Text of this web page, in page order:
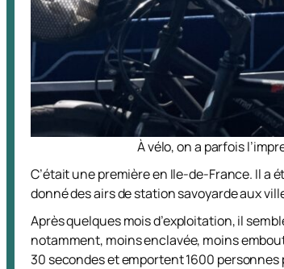
À vélo, on a parfois
C’était une première en Ile-de-France. Il a
donné des airs de station savoyarde aux
Après quelques mois d’exploitation, il
notamment, moins enclavée, moins
30 secondes et emportent 1600